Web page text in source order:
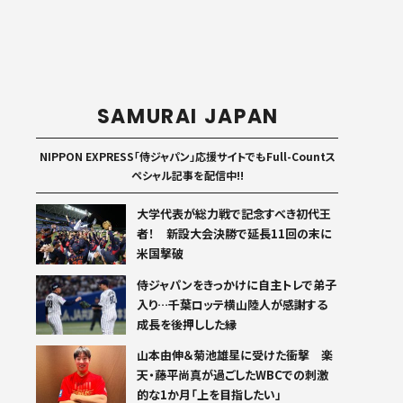
SAMURAI JAPAN
NIPPON EXPRESS「侍ジャパン」応援サイトでもFull-Countス
ペシャル記事を配信中!!
大学代表が総力戦で記念すべき初代王
者！ 新設大会決勝で延長11回の末に
米国撃破
侍ジャパンをきっかけに自主トレで弟子
入り…千葉ロッテ横山陸人が感謝する
成長を後押しした縁
山本由伸＆菊池雄星に受けた衝撃 楽
天・藤平尚真が過ごしたWBCでの刺激
的な1か月「上を目指したい」